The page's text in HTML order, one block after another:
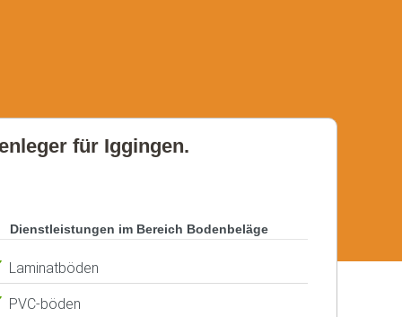
für Iggingen.
Dienstleistungen im Bereich Bodenbeläge
Laminatböden
PVC-böden